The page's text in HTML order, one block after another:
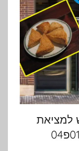
למציאת